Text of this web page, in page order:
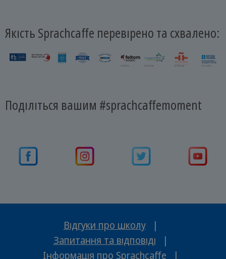
Якість Sprachcaffe перевірено та схвалено:
Поділіться вашим #sprachcaffemoment
Відгуки про школу
|
Запитання та відповіді
|
Інформація про Sprachcaffe
|